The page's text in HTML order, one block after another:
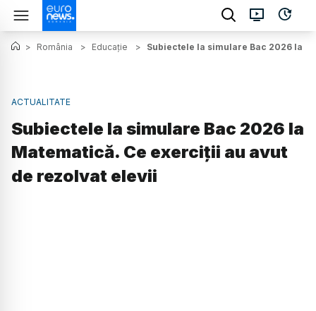
> România > Educație > Subiectele la simulare Bac 2026 la
ACTUALITATE
Subiectele la simulare Bac 2026 la
Matematică. Ce exerciții au avut
de rezolvat elevii